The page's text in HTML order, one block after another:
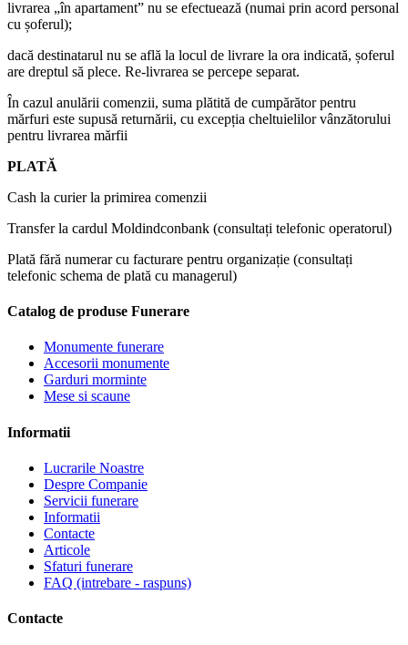
livrarea „în apartament” nu se efectuează (numai prin acord personal
cu șoferul);
dacă destinatarul nu se află la locul de livrare la ora indicată, șoferul
are dreptul să plece. Re-livrarea se percepe separat.
În cazul anulării comenzii, suma plătită de cumpărător pentru
mărfuri este supusă returnării, cu excepția cheltuielilor vânzătorului
pentru livrarea mărfii
PLATĂ
Cash la curier la primirea comenzii
Transfer la cardul Moldindconbank (consultați telefonic operatorul)
Plată fără numerar cu facturare pentru organizație (consultați
telefonic schema de plată cu managerul)
Catalog de produse Funerare
Monumente funerare
Accesorii monumente
Garduri morminte
Mese si scaune
Informatii
Lucrarile Noastre
Despre Companie
Servicii funerare
Informatii
Contacte
Articole
Sfaturi funerare
FAQ (intrebare - raspuns)
Contacte